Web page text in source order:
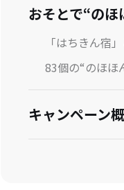
おそとで“のほ
「はちきん宿
83個の“のほほ
キャンペーン